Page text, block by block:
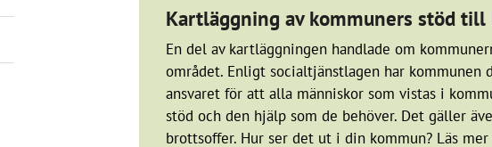
stödjande aktörer erbjuder oftast information eller
ramen för aktörens område, och ofta till en viss
De stödjande aktörerna agerar på olika nivåer i
aktörer ger stöd till brottsoffer i hela landet. Sådana
information och råd via webbplatser eller är
Kartläggning av kommuners stöd
En del av kartläggningen handlade om
området. Enligt socialtjänstlagen har kommunen
ansvaret för att alla människor som vistas i
stöd och den hjälp som de behöver. Det gäller
brottsoffer. Hur ser det ut i din kommun? Läs